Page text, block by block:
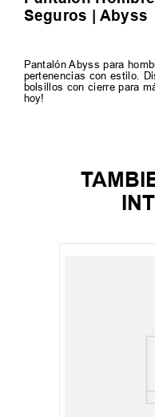
Seguros | Abyss
Pantalón Abyss para
pertenencias con estilo.
bolsillos con cierre para
hoy!